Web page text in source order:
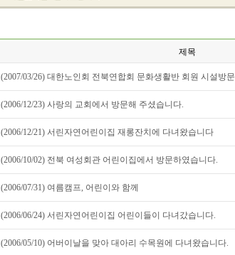
제목
(2007/03/26) 대한노인회 전북연합회 문화생활반 회원 시설방문
(2006/12/23) 사랑의 교회에서 방문해 주셨습니다.
(2006/12/21) 서린자연어린이집 재롱잔치에 다녀왔습니다
(2006/10/02) 전북 여성회관 어린이집에서 방문하였습니다.
(2006/07/31) 여름캠프, 어린이와 함께
(2006/06/24) 서린자연어린이집 어린이들이 다녀갔습니다.
(2006/05/10) 어버이날을 맞아 대아리 수목원에 다녀왔습니다.